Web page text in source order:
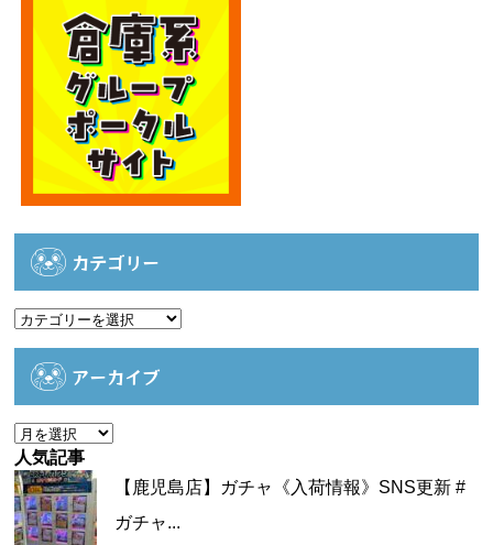
カテゴリー
カ
アーカイブ
ア
ー
カ
イ
ブ
人気記事
【鹿児島店】ガチャ《入荷情報》SNS更新 #
ガチャ...